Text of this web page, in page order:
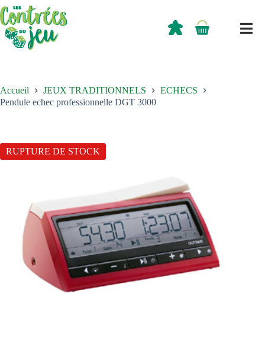
Passer
au
contenu
Panier
0,00
Accueil JEUX TRADITIONNELS
ECHECS
Pendule echec professionnelle DGT 3000
RUPTURE DE STOCK